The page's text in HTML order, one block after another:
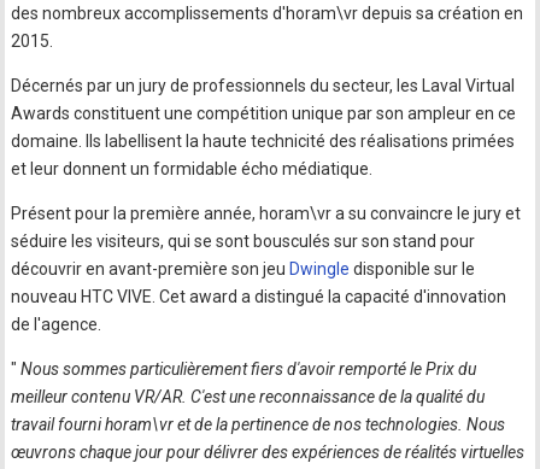
des nombreux accomplissements d'horam\vr depuis sa création en
2015.
Décernés par un jury de professionnels du secteur, les Laval Virtual
Awards constituent une compétition unique par son ampleur en ce
domaine. Ils labellisent la haute technicité des réalisations primées
et leur donnent un formidable écho médiatique.
Présent pour la première année, horam\vr a su convaincre le jury et
séduire les visiteurs, qui se sont bousculés sur son stand pour
découvrir en avant-première son jeu Dwingle disponible sur le
nouveau HTC VIVE. Cet award a distingué la capacité d'innovation
de l'agence.
" Nous sommes particulièrement fiers d'avoir remporté le Prix du
meilleur contenu VR/AR. C'est une reconnaissance de la qualité du
travail fourni horam\vr et de la pertinence de nos technologies. Nous
œuvrons chaque jour pour délivrer des expériences de réalités virtuelles